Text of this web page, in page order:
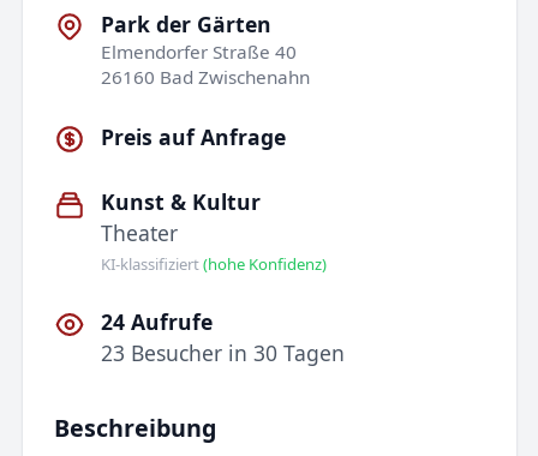
Park der Gärten
Elmendorfer Straße 40
26160 Bad Zwischenahn
Preis auf Anfrage
Kunst & Kultur
Theater
KI-klassifiziert(hohe Konfidenz)
24 Aufrufe
23 Besucher in 30 Tagen
Beschreibung